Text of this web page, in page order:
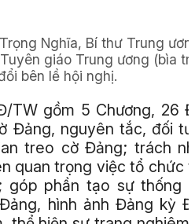
Nghĩa, Bí thư Trung
giáo Trung ương (bìa
bên lề hội nghị.
TW gồm 5 Chương, 26
Đảng, nguyên tắc, đối
treo cờ Đảng; trách
quan trọng việc tổ chức
góp phần tạo sự thống
hình ảnh Đảng kỳ